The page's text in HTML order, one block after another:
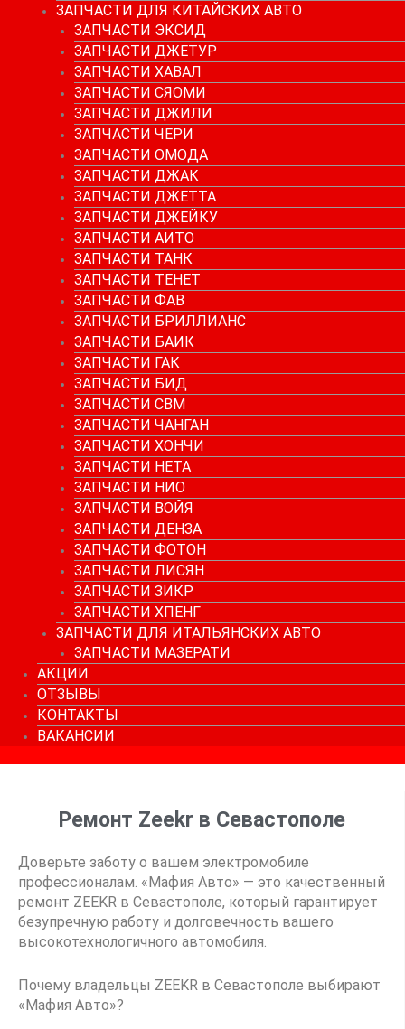
ЗАПЧАСТИ ДЛЯ КИТАЙСКИХ АВТО
ЗАПЧАСТИ ЭКСИД
ЗАПЧАСТИ ДЖЕТУР
ЗАПЧАСТИ ХАВАЛ
ЗАПЧАСТИ СЯОМИ
ЗАПЧАСТИ ДЖИЛИ
ЗАПЧАСТИ ЧЕРИ
ЗАПЧАСТИ ОМОДА
ЗАПЧАСТИ ДЖАК
ЗАПЧАСТИ ДЖЕТТА
ЗАПЧАСТИ ДЖЕЙКУ
ЗАПЧАСТИ АИТО
ЗАПЧАСТИ ТАНК
ЗАПЧАСТИ ТЕНЕТ
ЗАПЧАСТИ ФАВ
ЗАПЧАСТИ БРИЛЛИАНС
ЗАПЧАСТИ БАИК
ЗАПЧАСТИ ГАК
ЗАПЧАСТИ БИД
ЗАПЧАСТИ СВМ
ЗАПЧАСТИ ЧАНГАН
ЗАПЧАСТИ ХОНЧИ
ЗАПЧАСТИ НЕТА
ЗАПЧАСТИ НИО
ЗАПЧАСТИ ВОЙЯ
ЗАПЧАСТИ ДЕНЗА
ЗАПЧАСТИ ФОТОН
ЗАПЧАСТИ ЛИСЯН
ЗАПЧАСТИ ЗИКР
ЗАПЧАСТИ ХПЕНГ
ЗАПЧАСТИ ДЛЯ ИТАЛЬЯНСКИХ АВТО
ЗАПЧАСТИ МАЗЕРАТИ
АКЦИИ
ОТЗЫВЫ
КОНТАКТЫ
ВАКАНСИИ
Ремонт Zeekr в Севастополе
Доверьте заботу о вашем электромобиле
профессионалам. «Мафия Авто» — это качественный
ремонт ZEEKR в Севастополе, который гарантирует
безупречную работу и долговечность вашего
высокотехнологичного автомобиля.
Почему владельцы ZEEKR в Севастополе выбирают
«Мафия Авто»?